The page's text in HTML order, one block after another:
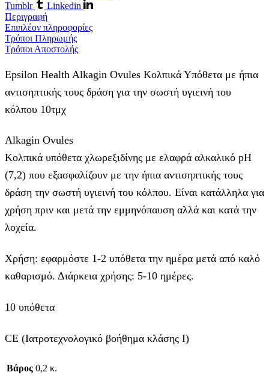
Tumblr
Linkedin
Περιγραφή
Επιπλέον πληροφορίες
Τρόποι Πληρωμής
Τρόποι Αποστολής
Epsilon Health Alkagin Ovules Κολπικά Υπόθετα με ήπια
αντισηπτικής τους δράση για την σωστή υγιεινή του
κόλπου 10τμχ
Alkagin Ovules
Κολπικά υπόθετα χλωρεξιδίνης με ελαφρά αλκαλικό pH
(7,2) που εξασφαλίζουν με την ήπια αντισηπτικής τους
δράση την σωστή υγιεινή του κόλπου. Είναι κατάλληλα για
χρήση πριν και μετά την εμμηνόπαυση αλλά και κατά την
λοχεία.
Χρήση: εφαρμόστε 1-2 υπόθετα την ημέρα μετά από καλό
καθαρισμό. Διάρκεια χρήσης: 5-10 ημέρες.
10 υπόθετα
CE (Ιατροτεχνολογικό βοήθημα κλάσης Ι)
Βάρος 0,2 κ.